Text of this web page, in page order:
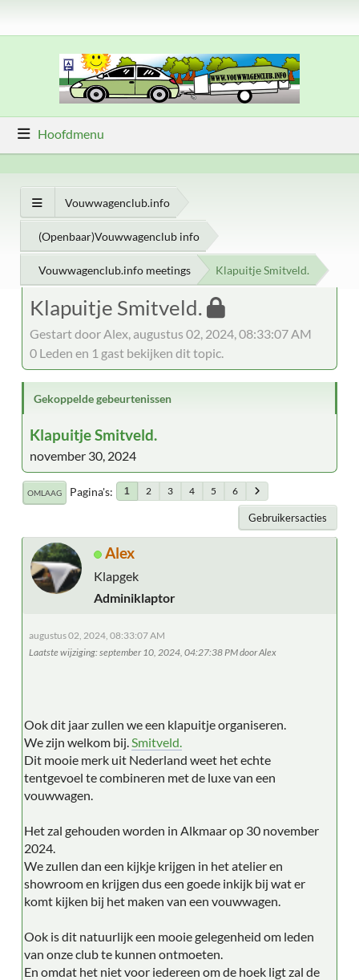
Hoofdmenu
Vouwwagenclub.info
(Openbaar)Vouwwagenclub info
Vouwwagenclub.info meetings Klapuitje Smitveld.
Klapuitje Smitveld.
Gestart door Alex, augustus 02, 2024, 08:33:07 AM
0 Leden en 1 gast bekijken dit topic.
Gekoppelde gebeurtenissen
Klapuitje Smitveld.
november 30, 2024
OMLAAG Pagina's 1 2 3 4 5 6
Gebruikersacties
Alex
Klapgek
Adminiklaptor
augustus 02, 2024, 08:33:07 AM
Laatste wijziging: september 10, 2024, 04:27:38 PM door Alex
Ook dit jaar zullen we een klapuitje organiseren.
We zijn welkom bij. Smitveld.
Dit mooie merk uit Nederland weet het echte
tentgevoel te combineren met de luxe van een
vouwwagen.
Het zal gehouden worden in Alkmaar op 30 november
2024.
We zullen dan een kijkje krijgen in het atelier en
showroom en krijgen dus een goede inkijk bij wat er
komt kijken bij het maken van een vouwwagen.
Ook is dit natuurlijk een mooie gelegenheid om leden
van onze club te kunnen ontmoeten.
En omdat het niet voor iedereen om de hoek ligt zal de